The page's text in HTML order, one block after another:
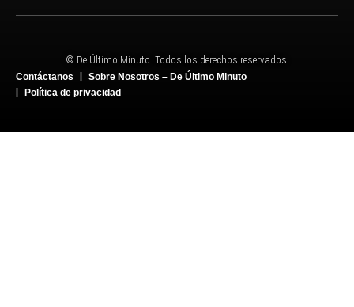
© De Último Minuto. Todos los derechos reservados.
Contáctanos
Sobre Nosotros – De Último Minuto
Política de privacidad